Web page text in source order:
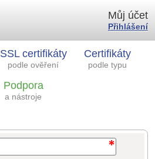
SSL certifikáty
podle ověření
Certifikáty
podle typu
Podpora
a nástroje
Můj účet
Přihlášení